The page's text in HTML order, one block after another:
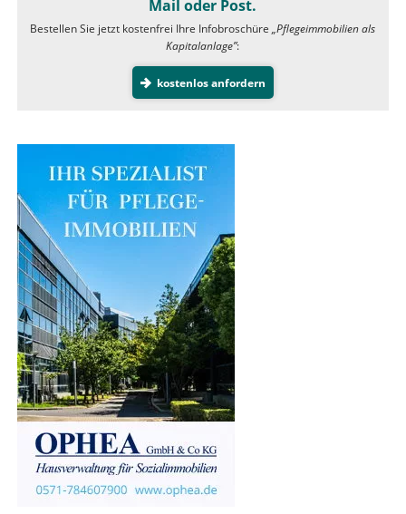
Mail oder Post.
Bestellen Sie jetzt kostenfrei Ihre Infobroschüre„Pflegeimmobilien als
Kapitalanlage”:
kostenlos anfordern